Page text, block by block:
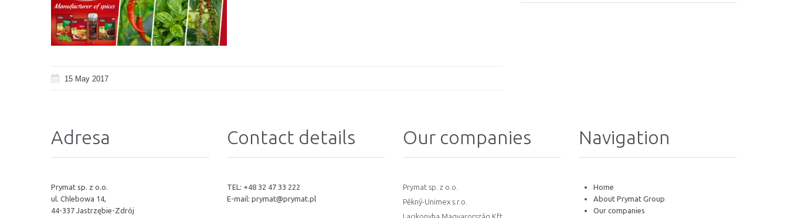
15 May 2017
Adresa
Prymat sp. z o.o.
ul. Chlebowa 14,
44-337 Jastrzębie-Zdrój
Contact details
TEL: +48 32 47 33 222
E-mail: prymat@prymat.pl
Our companies
Prymat sp. z o.o.
Pěkný-Unimex s.r.o.
Lacikonyha Magyarország Kft.
Navigation
Home
About Prymat Group
Our companies